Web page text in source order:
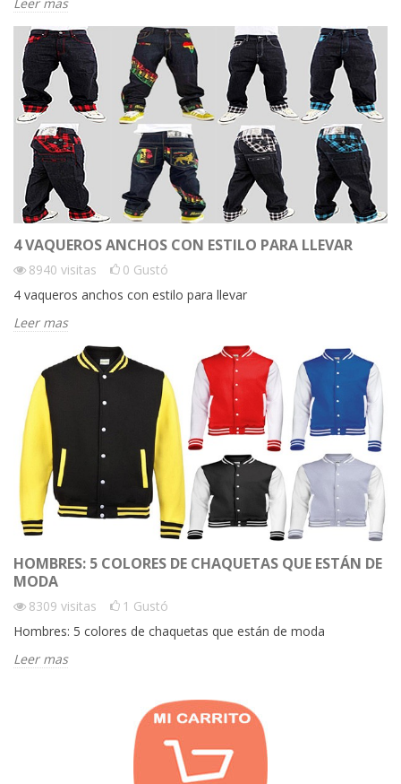
Leer mas
4 VAQUEROS ANCHOS CON ESTILO PARA LLEVAR
8940 visitas 0 Gustó
4 vaqueros anchos con estilo para llevar
Leer mas
HOMBRES: 5 COLORES DE CHAQUETAS QUE ESTÁN DE
MODA
8309 visitas 1 Gustó
Hombres: 5 colores de chaquetas que están de moda
Leer mas